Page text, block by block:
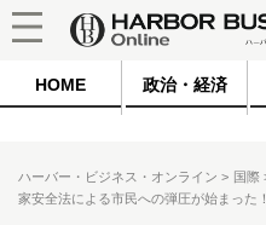
HOME 政治・経済
ハーバー・ビジネス・オンライン 国際
家安全法による市民への弾圧が始まった！